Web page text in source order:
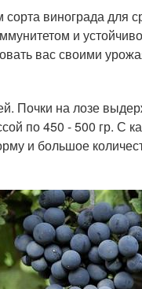
сорта винограда
и
вас своими
Почки на лозе
по 450 - 500 гр. С
и большое